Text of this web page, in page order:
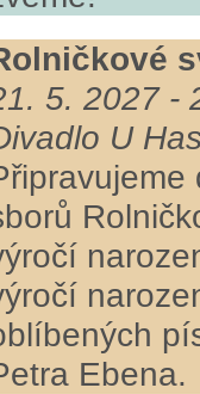
5. 2027 -
U
Ebena.